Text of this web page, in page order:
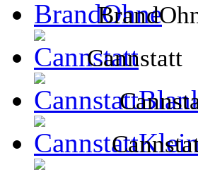
Cannstatt